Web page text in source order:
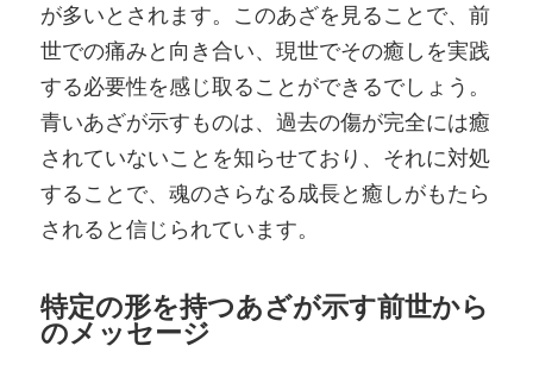
が多いとされます。このあざを見ることで、前
世での痛みと向き合い、現世でその癒しを実践
する必要性を感じ取ることができるでしょう。
青いあざが示すものは、過去の傷が完全には癒
されていないことを知らせており、それに対処
することで、魂のさらなる成長と癒しがもたら
されると信じられています。
特定の形を持つあざが示す前世から
のメッセージ